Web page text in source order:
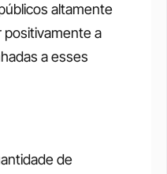
altamente
positivamente a
a esses
de